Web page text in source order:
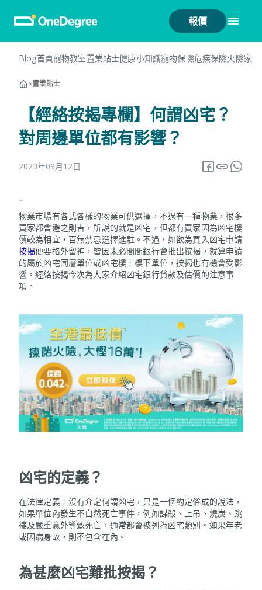
報價
Blog首頁寵物教室置業貼士健康小知識寵物保險危疾保險火險家
>置業貼士
【經絡按揭專欄】何謂凶宅？
對周邊單位都有影響？
2023年09月12日
–
物業市場有各式各樣的物業可供選擇，不過有一種物業，很多
買家都會避之則吉，所說的就是凶宅，但都有買家因為凶宅樓
價較為相宜，百無禁忌選擇進駐。不過，如欲為買入凶宅申請
按揭便要格外留神，皆因未必間間銀行會批出按揭，就算申請
的屬於凶宅同層單位或凶宅樓上樓下單位，按揭也有機會受影
響。經絡按揭今次為大家介紹凶宅銀行貸款及估價的注意事
項。
凶宅的定義？
在法律定義上沒有介定何謂凶宅，只是一個約定俗成的說法，
如果單位內發生不自然死亡事件，例如謀殺、上吊、燒炭、跳
樓及嚴重意外導致死亡，通常都會被列為凶宅類別。如果年老
或因病身故，則不包含在內。
為甚麼凶宅難批按揭？